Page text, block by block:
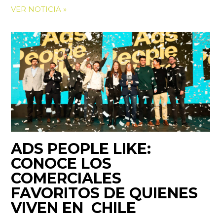
VER NOTICIA »
ADS PEOPLE LIKE:
CONOCE LOS
COMERCIALES
FAVORITOS DE QUIENES
VIVEN EN CHILE